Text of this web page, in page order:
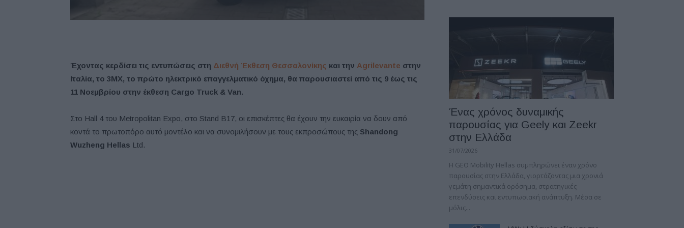
Έχοντας κερδίσει τις εντυπώσεις στη Διεθνή Έκθεση Θεσσαλονίκης και την Agrilevante στην
Ιταλία, το 3MX, το πρώτο ηλεκτρικό επαγγελματικό όχημα, θα παρουσιαστεί από τις 9 έως τις
11 Νοεμβρίου στην έκθεση Cargo Truck & Van.
Στο Hall 4 του Metropolitan Expo, στο Stand B17, οι επισκέπτες θα έχουν την ευκαιρία να δουν από
κοντά το πρωτοπόρο αυτό μοντέλο και να συνομιλήσουν με τους εκπροσώπους της Shandong
Wuzheng Hellas Ltd.
Ένας χρόνος δυναμικής
παρουσίας για Geely και Zeekr
στην Ελλάδα
31/07/2026
Η GEO Mobility Hellas συμπληρώνει έναν χρόνο
παρουσίας στην Ελλάδα, γιορτάζοντας μια χρονιά
γεμάτη σημαντικά ορόσημα, στρατηγικές
επενδύσεις και εντυπωσιακή ανάπτυξη. Μέσα σε
μόλις...